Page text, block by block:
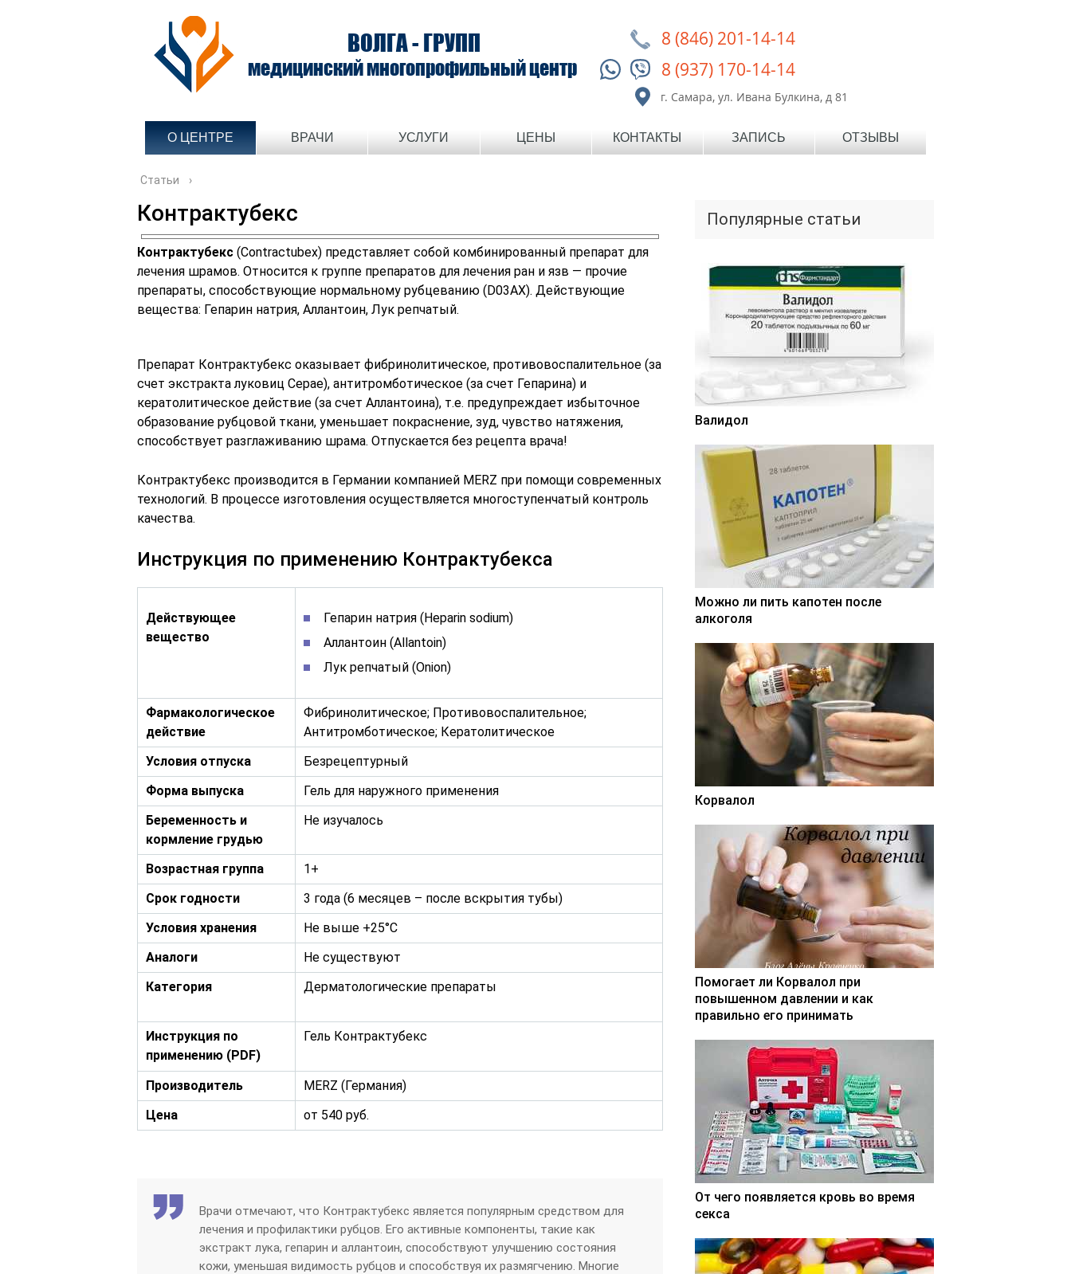
ВОЛГА - ГРУПП
медицинский многопрофильный центр
8 (846) 201-14-14
8 (937) 170-14-14
г. Самара, ул. Ивана Булкина, д 81
О ЦЕНТРЕ ВРАЧИ УСЛУГИ ЦЕНЫ КОНТАКТЫ ЗАПИСЬ ОТЗЫВЫ
Статьи ›
Контрактубекс
Контрактубекс (Contractubex) представляет собой комбинированный препарат для
лечения шрамов. Относится к группе препаратов для лечения ран и язв — прочие
препараты, способствующие нормальному рубцеванию (D03AX). Действующие
вещества: Гепарин натрия, Аллантоин, Лук репчатый.
Препарат Контрактубекс оказывает фибринолитическое, противовоспалительное (за
счет экстракта луковиц Серае), антитромботическое (за счет Гепарина) и
кератолитическое действие (за счет Аллантоина), т.е. предупреждает избыточное
образование рубцовой ткани, уменьшает покраснение, зуд, чувство натяжения,
способствует разглаживанию шрама. Отпускается без рецепта врача!
Контрактубекс производится в Германии компанией MERZ при помощи современных
технологий. В процессе изготовления осуществляется многоступенчатый контроль
качества.
Инструкция по применению Контрактубекса
Действующее
вещество
Гепарин натрия (Heparin sodium)
Аллантоин (Allantoin)
Лук репчатый (Onion)
Фармакологическое
действие
Фибринолитическое; Противовоспалительное;
Антитромботическое; Кератолитическое
Условия отпуска
Безрецептурный
Форма выпуска
Гель для наружного применения
Беременность и
кормление грудью
Не изучалось
Возрастная группа
1+
Срок годности
3 года (6 месяцев – после вскрытия тубы)
Условия хранения
Не выше +25°С
Аналоги
Не существуют
Категория
Дерматологические препараты
Инструкция по
применению (PDF)
Гель Контрактубекс
Производитель
MERZ (Германия)
Цена
от 540 руб.
Врачи отмечают, что Контрактубекс является популярным средством для
лечения и профилактики рубцов. Его активные компоненты, такие как
экстракт лука, гепарин и аллантоин, способствуют улучшению состояния
кожи, уменьшая видимость рубцов и способствуя их размягчению. Многие
Популярные статьи
Валидол
Можно ли пить капотен после
алкоголя
Корвалол
Помогает ли Корвалол при
повышенном давлении и как
правильно его принимать
От чего появляется кровь во время
секса